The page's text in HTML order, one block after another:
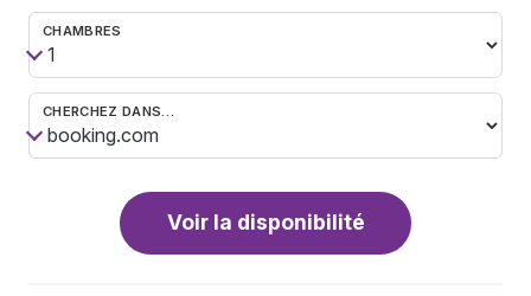
CHAMBRES
CHERCHEZ DANS…
Voir la disponibilité